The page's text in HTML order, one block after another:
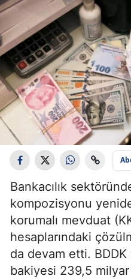
Bankacılık
kompozisyonu
korumalı mevduat
hesaplarındaki
da devam etti.
bakiyesi 239,5